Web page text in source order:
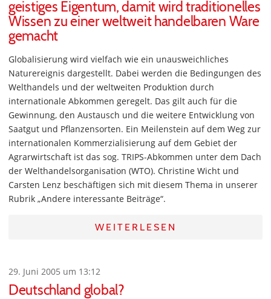
geistiges Eigentum, damit wird traditionelles
Wissen zu einer weltweit handelbaren Ware
gemacht
Globalisierung wird vielfach wie ein unausweichliches
Naturereignis dargestellt. Dabei werden die Bedingungen des
Welthandels und der weltweiten Produktion durch
internationale Abkommen geregelt. Das gilt auch für die
Gewinnung, den Austausch und die weitere Entwicklung von
Saatgut und Pflanzensorten. Ein Meilenstein auf dem Weg zur
internationalen Kommerzialisierung auf dem Gebiet der
Agrarwirtschaft ist das sog. TRIPS-Abkommen unter dem Dach
der Welthandelsorganisation (WTO). Christine Wicht und
Carsten Lenz beschäftigen sich mit diesem Thema in unserer
Rubrik „Andere interessante Beiträge“.
WEITERLESEN
29. Juni 2005 um 13:12
Deutschland global?